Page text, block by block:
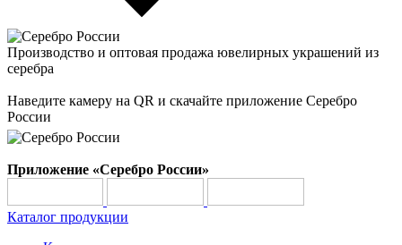
Производство и оптовая продажа ювелирных украшений из
серебра
Наведите камеру на QR и скачайте приложение Серебро
России
Приложение «Серебро России»
Каталог продукции